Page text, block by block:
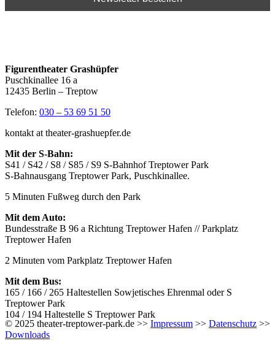
Figurentheater Grashüpfer
Puschkinallee 16 a
12435 Berlin – Treptow
Telefon: 030 – 53 69 51 50
kontakt at theater-grashuepfer.de
Mit der S-Bahn:
S41 / S42 / S8 / S85 / S9 S-Bahnhof Treptower Park
S-Bahnausgang Treptower Park, Puschkinallee.
5 Minuten Fußweg durch den Park
Mit dem Auto:
Bundesstraße B 96 a Richtung Treptower Hafen // Parkplatz
Treptower Hafen
2 Minuten vom Parkplatz Treptower Hafen
Mit dem Bus:
165 / 166 / 265 Haltestellen Sowjetisches Ehrenmal oder S
Treptower Park
104 / 194 Haltestelle S Treptower Park
© 2025 theater-treptower-park.de >> Impressum >> Datenschutz >>
Downloads